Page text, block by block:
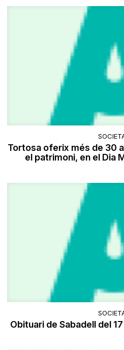
Tortosa oferix més de 30
el patrimoni, en el Dia
Obituari de Sabadell del